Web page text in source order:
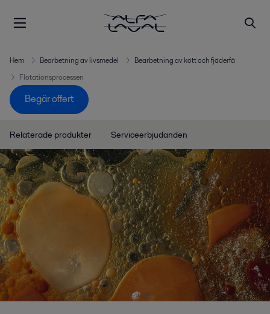
Hem Bearbetning av livsmedel
Bearbetning av kött och fjäderfä
Flotationsprocessen
Begär offert
Relaterade produkter Serviceerbjudanden